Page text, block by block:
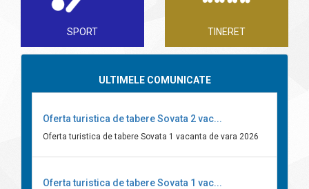
SPORT TINERET
ULTIMELE COMUNICATE
Oferta turistica de tabere Sovata 2 vac...
Oferta turistica de tabere Sovata 1 vacanta de vara 2026
Oferta turistica de tabere Sovata 1 vac...